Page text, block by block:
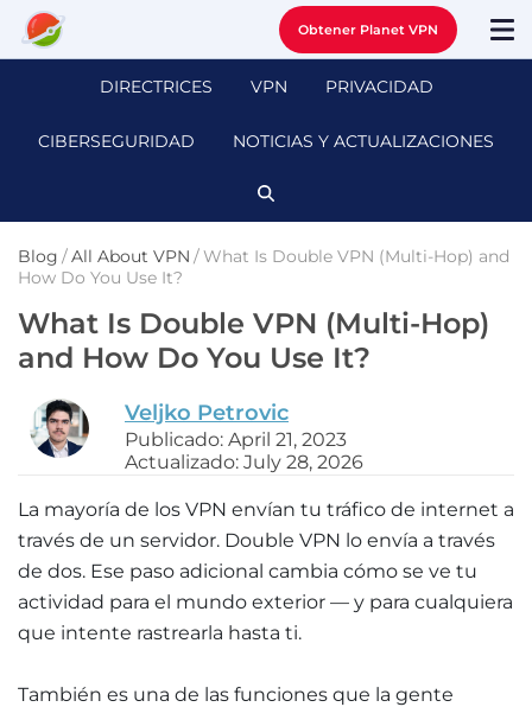
Obtener Planet VPN
DIRECTRICES VPN PRIVACIDAD
CIBERSEGURIDAD NOTICIAS Y ACTUALIZACIONES
Blog /All About VPN /What Is Double VPN (Multi-Hop) and
How Do You Use It?
What Is Double VPN (Multi-Hop)
and How Do You Use It?
Veljko Petrovic
Publicado: April 21, 2023
Actualizado: July 28, 2026
La mayoría de los VPN envían tu tráfico de internet a
través de un servidor. Double VPN lo envía a través
de dos. Ese paso adicional cambia cómo se ve tu
actividad para el mundo exterior — y para cualquiera
que intente rastrearla hasta ti.
También es una de las funciones que la gente